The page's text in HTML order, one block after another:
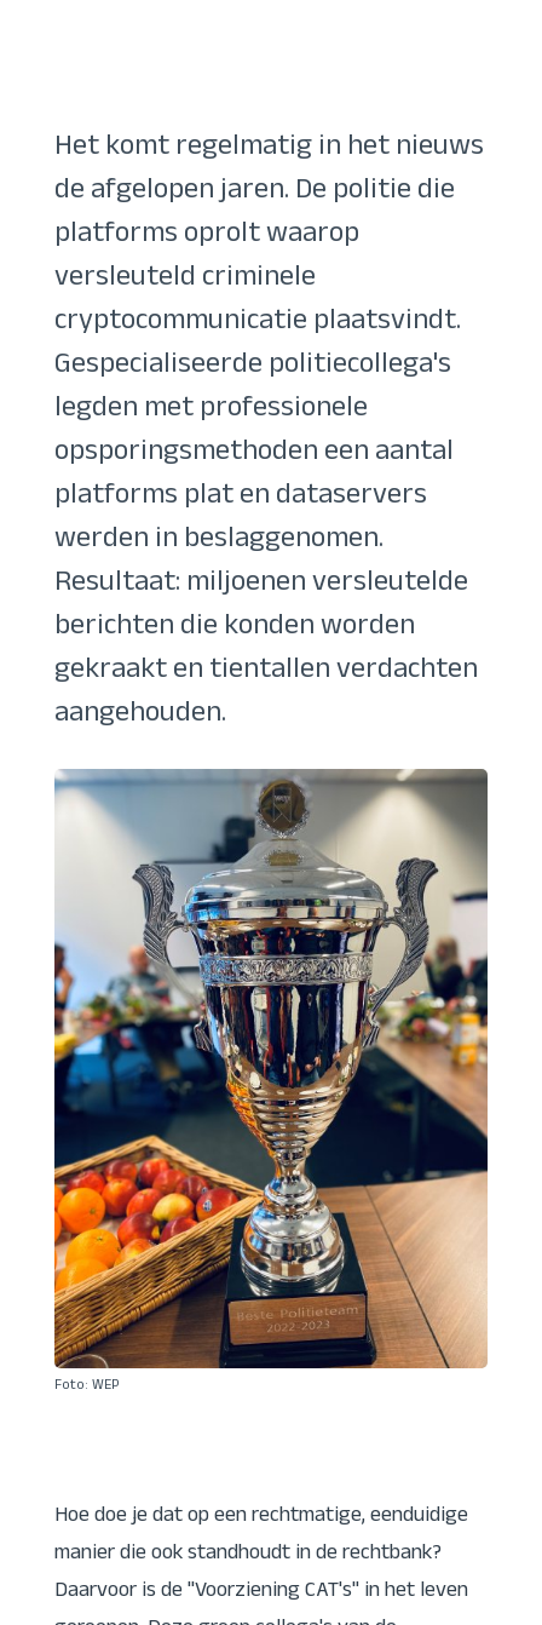
Het komt regelmatig in het nieuws
de afgelopen jaren. De politie die
platforms oprolt waarop
versleuteld criminele
cryptocommunicatie plaatsvindt.
Gespecialiseerde politiecollega's
legden met professionele
opsporingsmethoden een aantal
platforms plat en dataservers
werden in beslaggenomen.
Resultaat: miljoenen versleutelde
berichten die konden worden
gekraakt en tientallen verdachten
aangehouden.
Foto: WEP
Hoe doe je dat op een rechtmatige, eenduidige
manier die ook standhoudt in de rechtbank?
Daarvoor is de ''Voorziening CAT's" in het leven